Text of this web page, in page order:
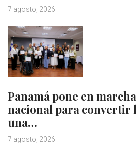
7 agosto, 2026
Panamá pone en
nacional para convertir
una…
7 agosto, 2026